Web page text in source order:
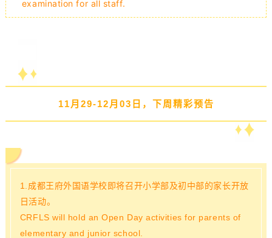
examination for all staff.
11月29-12月03日，下周精彩预告
1.成都王府外国语学校即将召开小学部及初中部的家长开放
日活动。
CRFLS will hold an Open Day activities for parents of
elementary and junior school.